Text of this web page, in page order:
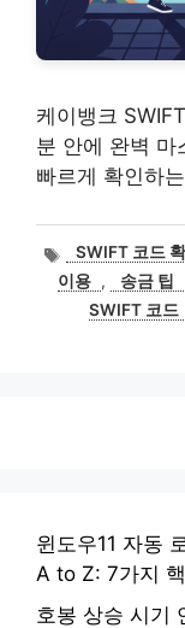
케이뱅크
분 안에 완벽 마
빠르게 확인하
태
그
SWIFT 코드 확
이용 , 송금 팁
SWIFT 코드
윈도우11 자동
A to Z: 7가지
호봉 상승 시기